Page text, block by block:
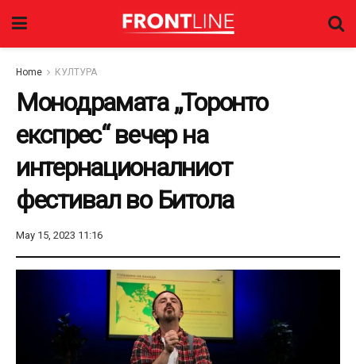
Home КУЛТУРА
Монодрамата „Торонто
експрес“ вечер на
интернационалниот
фестивал во Битола
May 15, 2023 11:16